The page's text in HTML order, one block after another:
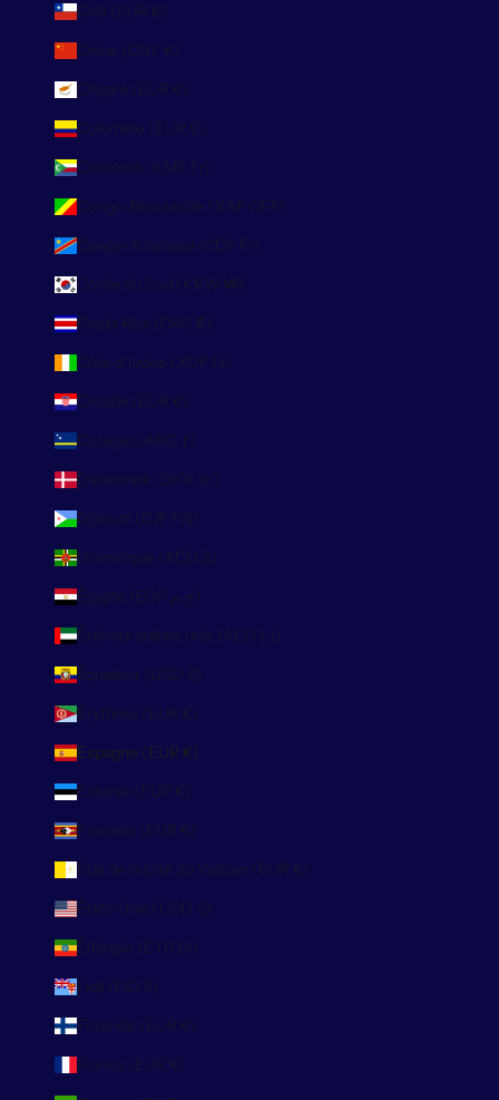
Chili (EUR €)
Chine (CNY ¥)
Chypre (EUR €)
Colombie (EUR €)
Comores (KMF Fr)
Congo-Brazzaville (XAF CFA)
Congo-Kinshasa (CDF Fr)
Corée du Sud (KRW ₩)
Costa Rica (CRC ₡)
Côte d’Ivoire (XOF Fr)
Croatie (EUR €)
Curaçao (ANG ƒ)
Danemark (DKK kr.)
Djibouti (DJF Fdj)
Dominique (XCD $)
Égypte (EGP ج.م)
Émirats arabes unis (AED د.إ)
Équateur (USD $)
Érythrée (EUR €)
Espagne (EUR €)
Estonie (EUR €)
Eswatini (EUR €)
État de la Cité du Vatican (EUR €)
États-Unis (USD $)
Éthiopie (ETB Br)
Fidji (FJD $)
Finlande (EUR €)
France (EUR €)